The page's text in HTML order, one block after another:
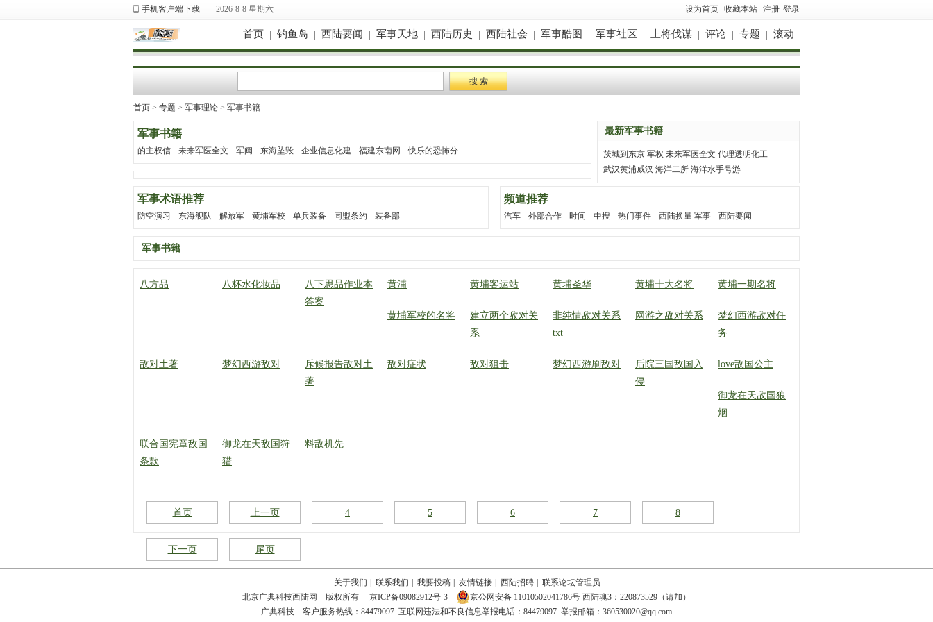
手机客户端下载 2026-8-8 星期六 设为首页 收藏本站 注册 登录
首页 | 钓鱼岛 | 西陆要闻 | 军事天地 | 西陆历史 | 西陆社会 | 军事酷图 | 军事社区 | 上将伐谋 | 评论 | 专题 | 滚动
首页 > 专题 > 军事理论 > 军事书籍
军事书籍
的主权信 未来军医全文 军阀 东海坠毁 企业信息化建 福建东南网 快乐的恐怖分
最新军事书籍
茨城到东京 军权 未来军医全文 代理透明化工
武汉黄浦威汉 海洋二所 海洋水手号游
军事术语推荐
防空演习 东海舰队 解放军 黄埔军校 单兵装备 同盟条约 装备部
频道推荐
汽车 外部合作 时间 中搜 热门事件 西陆换量 军事 西陆要闻
军事书籍
八方品 八杯水化妆品
八下思品作业本
答案
黄浦 黄埔客运站 黄埔圣华 黄埔十大名将 黄埔一期名将
黄埔军校的名将
建立两个敌对关
系
非纯情敌对关系
txt
网游之敌对关系
梦幻西游敌对任
务
敌对土著 梦幻西游敌对
斥候报告敌对土
著
敌对症状 敌对狙击 梦幻西游刷敌对
后院三国敌国入
侵
love敌国公主
御龙在天敌国狼
烟
联合国宪章敌国
条款
御龙在天敌国狩
猎
料敌机先
首页 上一页 4 5 6 7 8
下一页 尾页
关于我们 联系我们 我要投稿 友情链接 西陆招聘
联系论坛管理员
北京广典科技西陆网 版权所有
京ICP备09082912号-3 京公网安备 11010502041786号 西陆魂3：220873529（请加）
广典科技 客户服务热线：84479097 互联网违法和不良信息举报电话：84479097 举报邮箱：360530020@qq.com